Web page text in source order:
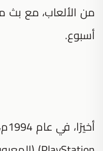
من الألعاب، مع بث
أسبوع.